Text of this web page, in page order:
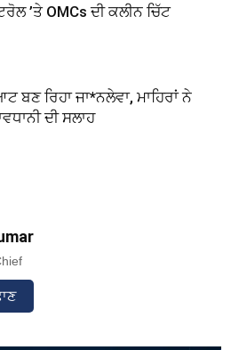
’ਤੇ OMCs ਦੀ ਕਲੀਨ ਚਿੱਟ
ਬਣ ਰਿਹਾ ਜਾ*ਨਲੇਵਾ, ਮਾਹਿਰਾਂ ਨੇ
ਦੀ ਸਲਾਹ